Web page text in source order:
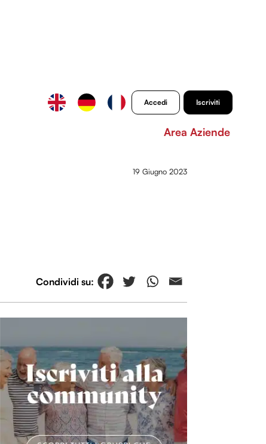
Accedi Iscriviti
Area Aziende
19 Giugno 2023